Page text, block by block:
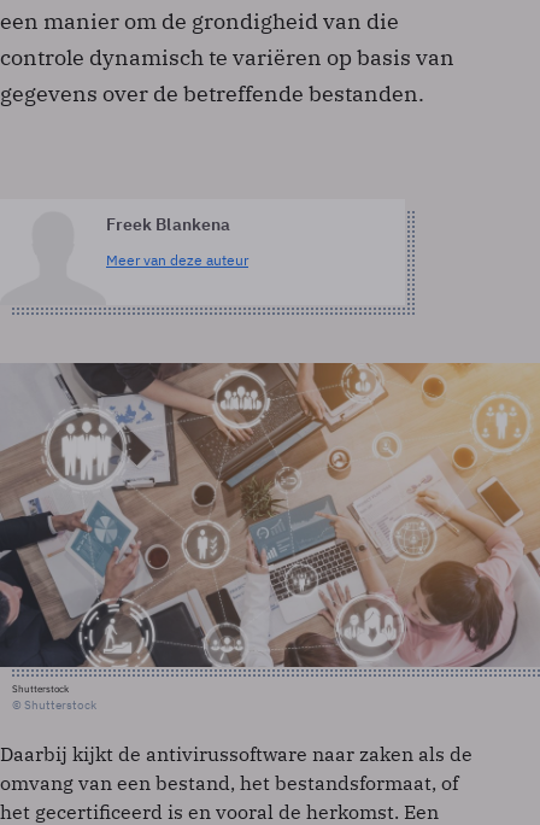
een manier om de grondigheid van die
controle dynamisch te variëren op basis van
gegevens over de betreffende bestanden.
Freek Blankena
Meer van deze auteur
Shutterstock
© Shutterstock
Daarbij kijkt de antivirussoftware naar zaken als de
omvang van een bestand, het bestandsformaat, of
het gecertificeerd is en vooral de herkomst. Een